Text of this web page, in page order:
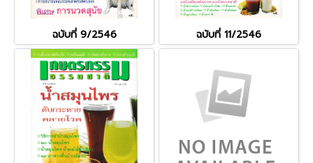
ฉบับที่ 9/2546 ฉบับที่ 11/2546